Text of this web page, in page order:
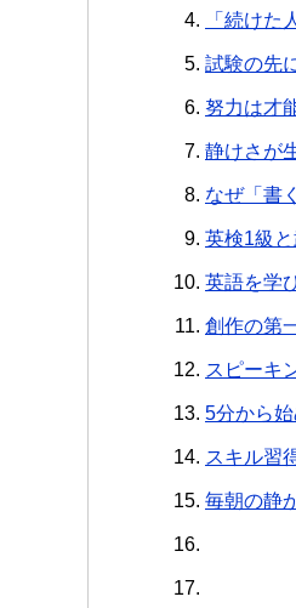
「続けた
試験の先
努力は才
静けさが
なぜ「書
英検1級
英語を学
創作の第
スピーキ
5分から
スキル習
毎朝の静